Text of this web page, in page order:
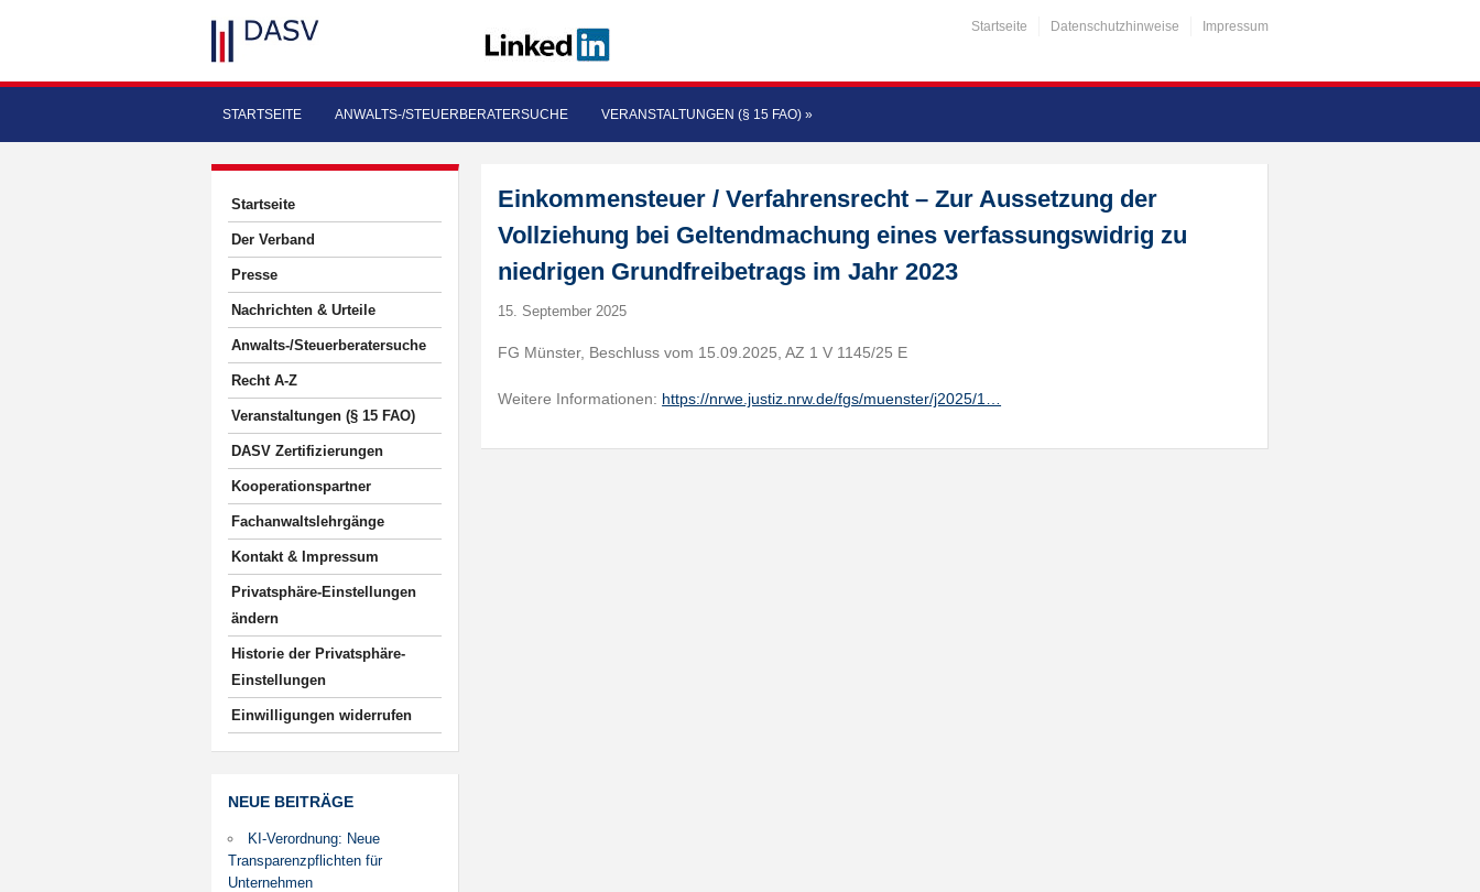
Startseite Datenschutzhinweise Impressum
STARTSEITE ANWALTS-/STEUERBERATERSUCHE VERANSTALTUNGEN (§ 15 FAO) »
Startseite
Der Verband
Presse
Nachrichten & Urteile
Anwalts-/Steuerberatersuche
Recht A-Z
Veranstaltungen (§ 15 FAO)
DASV Zertifizierungen
Kooperationspartner
Fachanwaltslehrgänge
Kontakt & Impressum
Privatsphäre-Einstellungen
ändern
Historie der Privatsphäre-
Einstellungen
Einwilligungen widerrufen
NEUE BEITRÄGE
KI-Verordnung: Neue
Transparenzpflichten für
Unternehmen
Einkommensteuer / Verfahrensrecht – Zur Aussetzung der
Vollziehung bei Geltendmachung eines verfassungswidrig zu
niedrigen Grundfreibetrags im Jahr 2023
15. September 2025
FG Münster, Beschluss vom 15.09.2025, AZ 1 V 1145/25 E
Weitere Informationen: https://nrwe.justiz.nrw.de/fgs/muenster/j2025/1…